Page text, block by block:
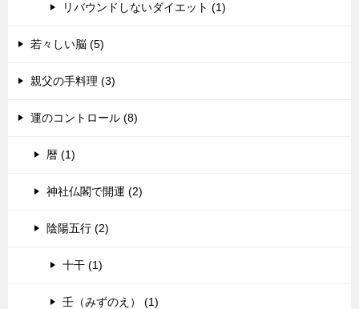
リバウンドしないダイエット (1)
若々しい脳 (5)
親父の手料理 (3)
運のコントロール (8)
暦 (1)
神社仏閣で開運 (2)
陰陽五行 (2)
十干 (1)
壬（みずのえ） (1)